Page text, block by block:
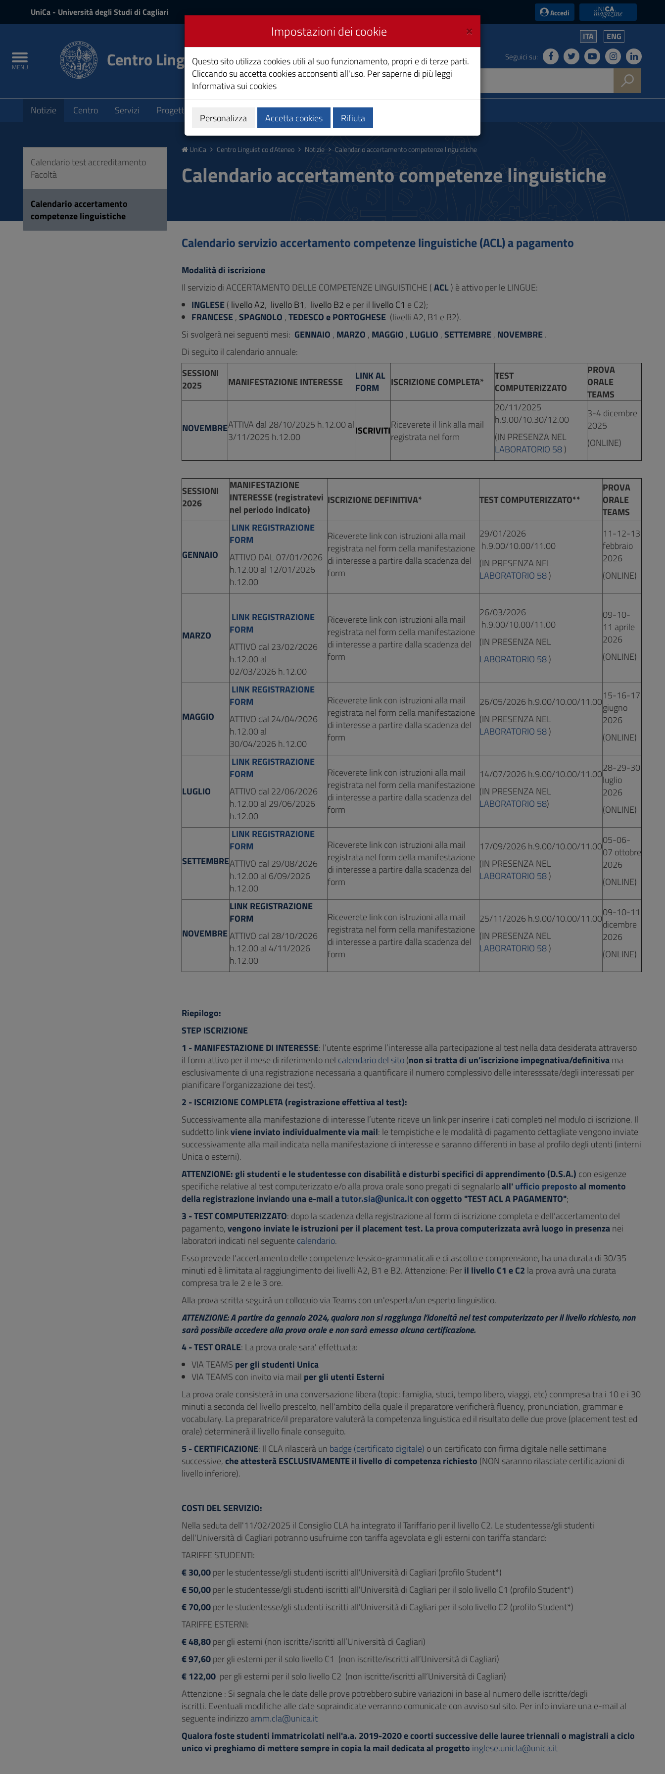
navigazione
UniCa - Università degli Studi di Cagliari Accedi UniCA News
Toggle
navigation
MENU Centro Linguistico d'Ateneo
ITA ENG
Seguici su:
Submenu
Notizie Centro Servizi Progetti Bandi e selezioni
UniCa Centro Linguistico d'Ateneo Notizie Calendario accertamento competenze linguistiche
Calendario accertamento competenze linguistiche
Calendario servizio accertamento competenze linguistiche (ACL) a pagamento
Modalità di iscrizione
Il servizio di ACCERTAMENTO DELLE COMPETENZE LINGUISTICHE (ACL) è attivo per le LINGUE:
INGLESE( livello A2, livello B1, livello B2 e per il livello C1 e C2);
FRANCESE,SPAGNOLO ,TEDESCO e PORTOGHESE (livelli A2, B1 e B2).
Si svolgerà nei seguenti mesi: GENNAIO , MARZO , MAGGIO , LUGLIO ,SETTEMBRE, NOVEMBRE.
Di seguito il calendario annuale:
SESSIONI
2025
MANIFESTAZIONE INTERESSE
LINK AL
FORM
ISCRIZIONE COMPLETA*
TEST
COMPUTERIZZATO
PROVA
ORALE
TEAMS
NOVEMBREATTIVA dal 28/10/2025 h.12.00 al
3/11/2025 h.12.00
ISCRIVITIRiceverete il link alla mail
registrata nel form
20/11/2025
h.9.00/10.30/12.00
(IN PRESENZA NEL
LABORATORIO 58)
3-4 dicembre
2025
(ONLINE)
SESSIONI
2026
MANIFESTAZIONE
INTERESSE (registratevi
nel periodo indicato)
ISCRIZIONE DEFINITIVA* TEST COMPUTERIZZATO**
PROVA
ORALE
TEAMS
GENNAIO
LINK REGISTRAZIONE
FORM
ATTIVO DAL 07/01/2026
h.12.00 al 12/01/2026
h.12.00
Riceverete link con istruzioni alla mail
registrata nel form della manifestazione
di interesse a partire dalla scadenza del
form
29/01/2026
h.9.00/10.00/11.00
(IN PRESENZA NEL
LABORATORIO 58)
11-12-13
febbraio
2026
(ONLINE)
MARZO
LINK REGISTRAZIONE
FORM
ATTIVO dal 23/02/2026
h.12.00 al
02/03/2026 h.12.00
Riceverete link con istruzioni alla mail
registrata nel form della manifestazione
di interesse a partire dalla scadenza del
form
26/03/2026
h.9.00/10.00/11.00
(IN PRESENZA NEL
LABORATORIO 58)
09-10-
11 aprile
2026
(ONLINE)
MAGGIO
LINK REGISTRAZIONE
FORM
ATTIVO dal 24/04/2026
h.12.00 al
30/04/2026 h.12.00
Riceverete link con istruzioni alla mail
registrata nel form della manifestazione
di interesse a partire dalla scadenza del
form
26/05/2026 h.9.00/10.00/11.00
(IN PRESENZA NEL
LABORATORIO 58)
15-16-17
giugno
2026
(ONLINE)
LUGLIO
LINK REGISTRAZIONE
FORM
ATTIVO dal 22/06/2026
h.12.00 al 29/06/2026
h.12.00
Riceverete link con istruzioni alla mail
registrata nel form della manifestazione
di interesse a partire dalla scadenza del
form
14/07/2026 h.9.00/10.00/11.00
(IN PRESENZA NEL
LABORATORIO 58)
28-29-30
luglio
2026
(ONLINE)
SETTEMBRE
LINK REGISTRAZIONE
FORM
ATTIVO dal 29/08/2026
h.12.00 al 6/09/2026
h.12.00
Riceverete link con istruzioni alla mail
registrata nel form della manifestazione
di interesse a partire dalla scadenza del
form
17/09/2026 h.9.00/10.00/11.00
(IN PRESENZA NEL
LABORATORIO 58)
05-06-
07 ottobre
2026
(ONLINE)
NOVEMBRE
LINK REGISTRAZIONE
FORM
ATTIVO dal 28/10/2026
h.12.00 al 4/11/2026
h.12.00
Riceverete link con istruzioni alla mail
registrata nel form della manifestazione
di interesse a partire dalla scadenza del
form
25/11/2026 h.9.00/10.00/11.00
(IN PRESENZA NEL
LABORATORIO 58)
09-10-11
dicembre
2026
(ONLINE)
Riepilogo:
STEP ISCRIZIONE
1 - MANIFESTAZIONE DI INTERESSE: l’utente esprime l’interesse alla partecipazione al test nella data desiderata attraverso
il form attivo per il mese di riferimento nel calendario del sito(non si tratta di un’iscrizione impegnativa/definitivama
esclusivamente di una registrazione necessaria a quantificare il numero complessivo delle interesssate/degli interessati per
pianificare l’organizzazione dei test).
2 - ISCRIZIONE COMPLETA(registrazione effettiva al test):
Successivamente alla manifestazione di interesse l’utente riceve un link per inserire i dati completi nel modulo di iscrizione. Il
suddetto linkviene inviato individualmente via mail: le tempistiche e le modalità di pagamento dettagliate vengono inviate
successivamente alla mail indicata nella manifestazione di interesse e saranno differenti in base al profilo degli utenti (interni
Unica o esterni).
ATTENZIONE: gli studenti e le studentesse con disabilità e disturbi specifici di apprendimento (D.S.A.) con esigenze
specifiche relative al test computerizzato e/o alla prova orale sono pregati di segnalarloall'ufficio prepostoal momento
della registrazione inviando una e-mail atutor.sia@unica.itcon oggetto "TEST ACL A PAGAMENTO";
3 - TEST COMPUTERIZZATO: dopo la scadenza della registrazione al form di iscrizione completa e dell’accertamento del
pagamento,vengono inviate le istruzioni per il placement test. La prova computerizzata avrà luogo in presenzanei
laboratori indicati nel seguente calendario.
Esso prevede l'accertamento delle competenze lessico-grammaticali e di ascolto e comprensione, ha una durata di 30/35
minuti ed è limitata al raggiungimento dei livelli A2, B1 e B2. Attenzione: Peril livello C1 e C2 la prova avrà una durata
compresa tra le 2 e le 3 ore.
Alla prova scritta seguirà un colloquio via Teams con un'esperta/un esperto linguistico.
ATTENZIONE: A partire da gennaio 2024, qualora non si raggiunga l’idoneità nel test computerizzato per il livello richiesto, non
sarà possibile accedere alla prova orale e non sarà emessa alcuna certificazione.
4 - TEST ORALE: La prova orale sara' effettuata:
VIA TEAMS per gli studenti Unica
VIA TEAMS con invito via mail per gli utenti Esterni
La prova orale consisterà in una conversazione libera (topic: famiglia, studi, tempo libero, viaggi, etc) conmpresa tra i 10 e i 30
minuti a seconda del livello prescelto, nell'ambito della quale il preparatore verificherà fluency, pronunciation, grammar e
vocabulary. La preparatrice/il preparatore valuterà la competenza linguistica ed il risultato delle due prove (placement test ed
orale) determinerà il livello finale conseguito.
5 - CERTIFICAZIONE: Il CLA rilascerà un badge (certificato digitale) o un certificato con firma digitale nelle settimane
successive,che attesterà ESCLUSIVAMENTE il livello di competenza richiesto (NON saranno rilasciate certificazioni di
livello inferiore).
COSTI DEL SERVIZIO:
Nella seduta dell'11/02/2025 il Consiglio CLA ha integrato il Tariffario per il livello C2. Le studentesse/gli studenti
dell'Università di Cagliari potranno usufruirne con tariffa agevolata e gli esterni con tariffa standard:
TARIFFE STUDENTI:
€ 30,00per le studentesse/gli studenti iscritti all'Università di Cagliari (profilo Student*)
€ 50,00per le studentesse/gli studenti iscritti all'Università di Cagliari per il solo livello C1 (profilo Student*)
€ 70,00per le studentesse/gli studenti iscritti all'Università di Cagliari per il solo livello C2 (profilo Student*)
TARIFFE ESTERNI:
€ 48,80per gli esterni (non iscritte/iscritti all’Università di Cagliari)
€ 97,60per gli esterni per il solo livello C1 (non iscritte/iscritti all’Università di Cagliari)
€ 122,00 per gli esterni per il solo livello C2 (non iscritte/iscritti all’Università di Cagliari)
Attenzione : Si segnala che le date delle prove potrebbero subire variazioni in base al numero delle iscritte/degli
iscritti. Eventuali modifiche alle date sopraindicate verranno comunicate con avviso sul sito. Per info inviare una e-mail al
seguente indirizzoamm.cla@unica.it
Qualora foste studenti immatricolati nell'a.a. 2019-2020 e coorti successive delle lauree triennali o magistrali a ciclo
unico vi preghiamo di mettere sempre in copia la mail dedicata al progetto inglese.unicla@unica.it
Calendario test accreditamento
Facoltà
Calendario accertamento
competenze linguistiche
×
Impostazioni dei cookie
Questo sito utilizza cookies utili al suo funzionamento, propri e di terze parti.
Cliccando su accetta cookies acconsenti all'uso. Per saperne di più leggi
Informativa sui cookies
Personalizza Accetta cookies Rifiuta